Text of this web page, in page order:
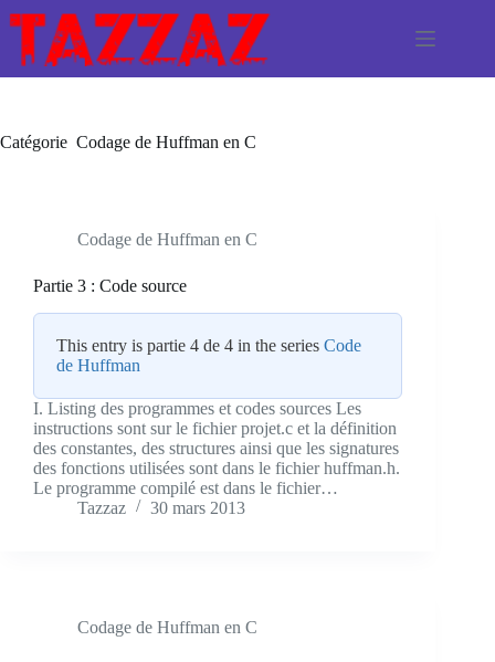
au
contenu
Catégorie Codage de Huffman en C
Codage de Huffman en C
Partie 3 : Code source
This entry is partie 4 de 4 in the series Code
de Huffman
I. Listing des programmes et codes sources Les
instructions sont sur le fichier projet.c et la définition
des constantes, des structures ainsi que les signatures
des fonctions utilisées sont dans le fichier huffman.h.
Le programme compilé est dans le fichier…
Tazzaz
30 mars 2013
Codage de Huffman en C